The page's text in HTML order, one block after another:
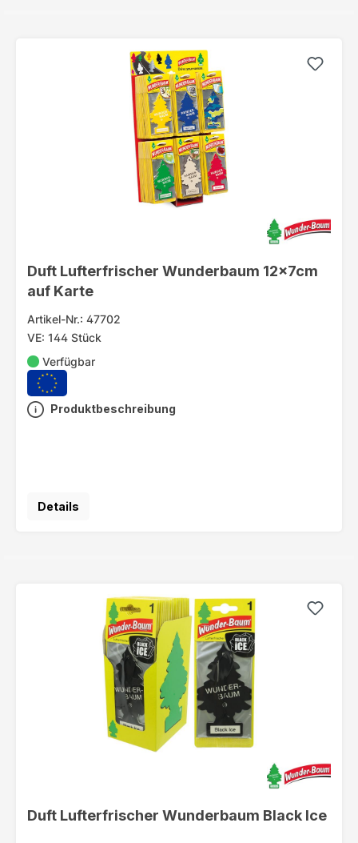
Duft Lufterfrischer Wunderbaum 12x7cm
auf Karte
Artikel-Nr.: 47702
VE: 144 Stück
Verfügbar
Produktbeschreibung
Details
Duft Lufterfrischer Wunderbaum Black Ice